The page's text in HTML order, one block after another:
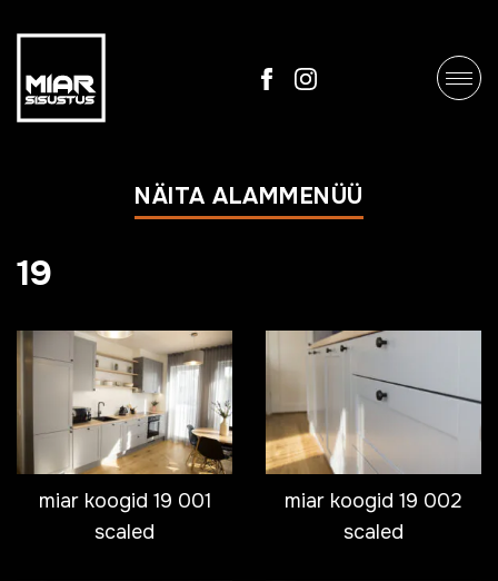
NÄITA ALAMMENÜÜ
19
miar koogid 19 001
scaled
miar koogid 19 002
scaled